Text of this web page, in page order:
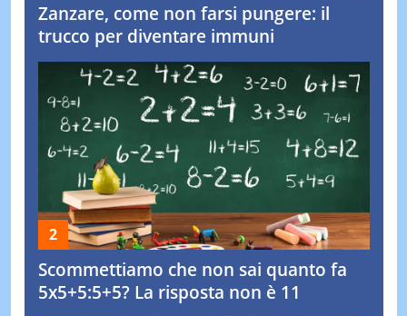
Zanzare, come non farsi pungere: il
trucco per diventare immuni
Scommettiamo che non sai quanto fa
5x5+5:5+5? La risposta non è 11